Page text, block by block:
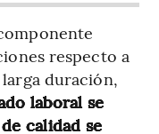
respecto a
duración,
laboral se
calidad se